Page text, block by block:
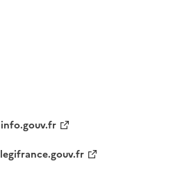
info.gouv.fr
legifrance.gouv.fr